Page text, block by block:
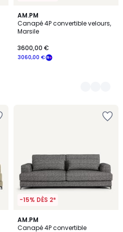
AM.PM
Canapé 4P convertible velours,
Marsile
3060,00 €
3600,00 €
17
Couleurs
-15% DÈS 2*
AM.PM
Canapé 4P convertible
3